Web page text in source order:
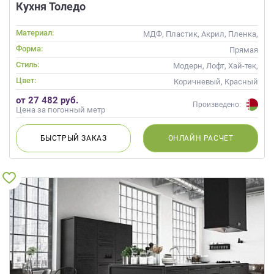
Кухня Толедо
Материал:
МДФ, Пластик, Акрил, Пленка,
Alvic / УФ лак, Матовые, Эмаль
Форма:
Прямая
Стиль:
Модерн, Лофт, Хай-тек,
Современные
Цвет: Коричневый, Красный
от 27 482 руб.
Цена за погонный метр
Произведено:
БЫСТРЫЙЗАКАЗ ОНЛАЙН РАСЧЕТ